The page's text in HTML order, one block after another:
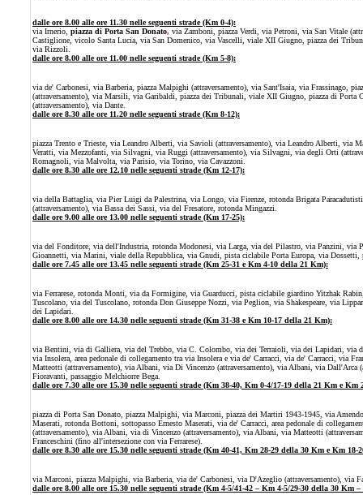
dalle ore 8.00 alle ore 11.30 nelle seguenti strade (Km 0-4):
via Irnerio, piazza di Porta San Donato, via Zamboni, piazza Verdi, via Petroni, via San Vitale
Castiglione, vicolo Santa Lucia, via San Domenico, via Vascelli, viale XII Giugno, piazza dei
via Rizzoli.
dalle ore 8.00 alle ore 11.00 nelle seguenti strade (Km 5-8):
via de' Carbonesi, via Barberia, piazza Malpighi (attraversamento), via Sant'Isaia, via Frassinago,
(attraversamento), via Marsili, via Garibaldi, piazza dei Tribunali, viale XII Giugno, piazza di
(attraversamento), via Dante.
dalle ore 8.30 alle ore 11.20 nelle seguenti strade (Km 8-12):
piazza Trento e Trieste, via Leandro Alberti, via Savioli (attraversamento), via Leandro Alberti, via
Veratti, via Mezzofanti, via Silvagni, via Ruggi (attraversamento), via Silvagni, via degli Orti
Romagnoli, via Malvolta, via Parisio, via Torino, via Cavazzoni.
dalle ore 8.30 alle ore 12.10 nelle seguenti strade (Km 12-17):
via della Battaglia, via Pier Luigi da Palestrina, via Longo, via Firenze, rotonda Brigata
(attraversamento), via Bassa dei Sassi, via del Fresatore, rotonda Mingazzi.
dalle ore 9.00 alle ore 13.00 nelle seguenti strade (Km 17-25):
via del Fonditore, via dell'Industria, rotonda Modonesi, via Larga, via del Pilastro, via Panzini, via
Gioannetti, via Marini, viale della Repubblica, via Gnudi, pista ciclabile Porta Europa, via
dalle ore 7.45 alle ore 13.45 nelle seguenti strade (Km 25-31 e Km 4-10 della 21 Km):
via Ferrarese, rotonda Monti, via da Formigine, via Guarducci, pista ciclabile giardino Yitzhak
Tuscolano, via del Tuscolano, rotonda Don Giuseppe Nozzi, via Peglion, via Shakespeare, via
dei Lapidari.
dalle ore 8.00 alle ore 14.30 nelle seguenti strade (Km 31-38 e Km 10-17 della 21 Km):
via Bentini, via di Galliera, via del Trebbo, via C. Colombo, via dei Terraioli, via dei Lapidari, via
via Insolera, area pedonale di collegamento tra via Insolera e via de' Carracci, via de' Carracci, via
Matteotti (attraversamento), via Albani, via Di Vincenzo (attraversamento), via Albani, via
Fioravanti, passaggio Melchiorre Bega.
dalle ore 7.30 alle ore 15.30 nelle seguenti strade (Km 38-40, Km 0-4/17-19 della 21 Km e Km
piazza di Porta San Donato, piazza Malpighi, via Marconi, piazza dei Martiri 1943-1945, via
Maserati, rotonda Bottoni, sottopasso Ernesto Maserati, via de' Carracci, area pedonale di
(attraversamento), via Albani, via di Vincenzo (attraversamento), via Albani, via Matteotti
Franceschini (fino all'intersezione con via Ferrarese)
dalle ore 8.30 alle ore 15.30 nelle seguenti strade (Km 40-41, Km 28-29 della 30 Km e Km 18-
via Marconi, piazza Malpighi, via Barberia, via de' Carbonesi, via D'Azeglio (attraversamento), via
dalle ore 8.00 alle ore 15.30 nelle seguenti strade (Km 4-5/41-42 – Km 4-5/29-30 della 30 Km